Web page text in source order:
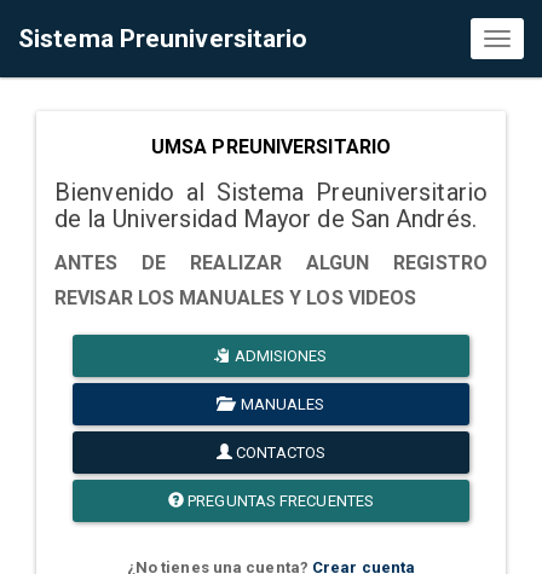
Sistema Preuniversitario
UMSA PREUNIVERSITARIO
Bienvenido al Sistema Preuniversitario
de la Universidad Mayor de San Andrés.
ANTES DE REALIZAR ALGUN REGISTRO
REVISAR LOS MANUALES Y LOS VIDEOS
ADMISIONES
MANUALES
CONTACTOS
PREGUNTAS FRECUENTES
¿No tienes una cuenta? Crear cuenta